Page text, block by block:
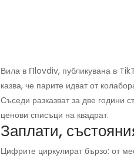
Вила в Пlovdiv, публикувана в
казва, че парите идват от
Съседи разказват за две години
ценови списъци на квадрат.
Заплати,
Цифрите циркулират бързо: от